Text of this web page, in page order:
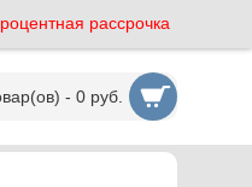
рассрочка
- 0 руб.